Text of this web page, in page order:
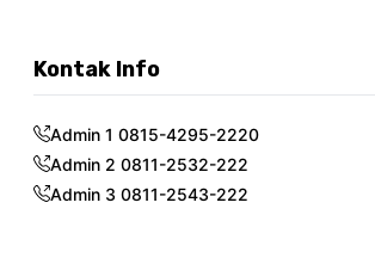
Kontak Info
Admin 1 0815-4295-2220
Admin 2 0811-2532-222
Admin 3 0811-2543-222